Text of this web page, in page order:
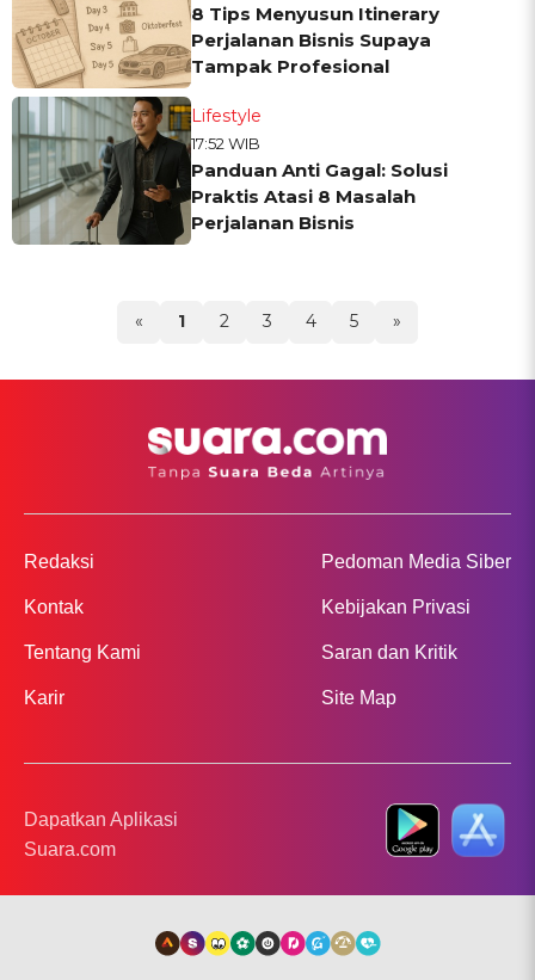
8 Tips Menyusun Itinerary
Perjalanan Bisnis Supaya
Tampak Profesional
Lifestyle
17:52 WIB
Panduan Anti Gagal: Solusi
Praktis Atasi 8 Masalah
Perjalanan Bisnis
« 1 2 3 4 5 »
Redaksi
Kontak
Tentang Kami
Karir
Pedoman Media Siber
Kebijakan Privasi
Saran dan Kritik
Site Map
Dapatkan Aplikasi
Suara.com